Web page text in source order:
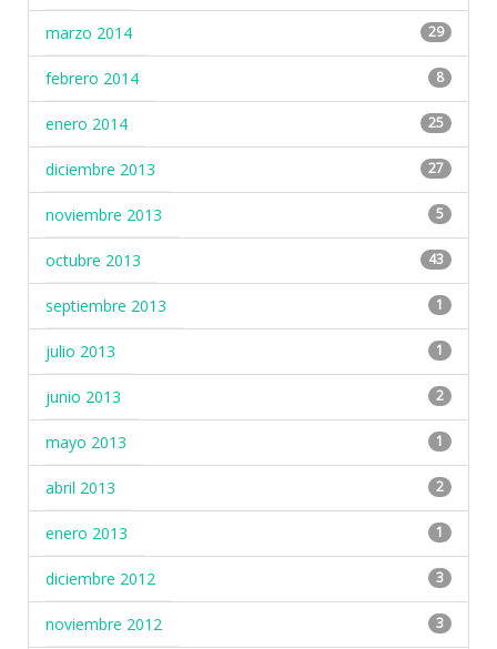
marzo 2014 29
febrero 2014 8
enero 2014 25
diciembre 2013 27
noviembre 2013 5
octubre 2013 43
septiembre 2013 1
julio 2013 1
junio 2013 2
mayo 2013 1
abril 2013 2
enero 2013 1
diciembre 2012 3
noviembre 2012 3